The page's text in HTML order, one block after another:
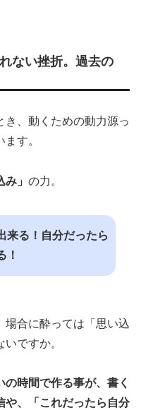
ない挫折。過去の
き、動くための動力源っ
す。
み」 の力。
来る！自分だったら
！
場合に酔っては「思い込
ですか。
の時間で作る事が、書く
や、「これだったら自分